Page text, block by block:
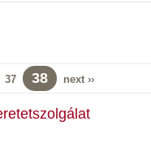
37 38 next ››